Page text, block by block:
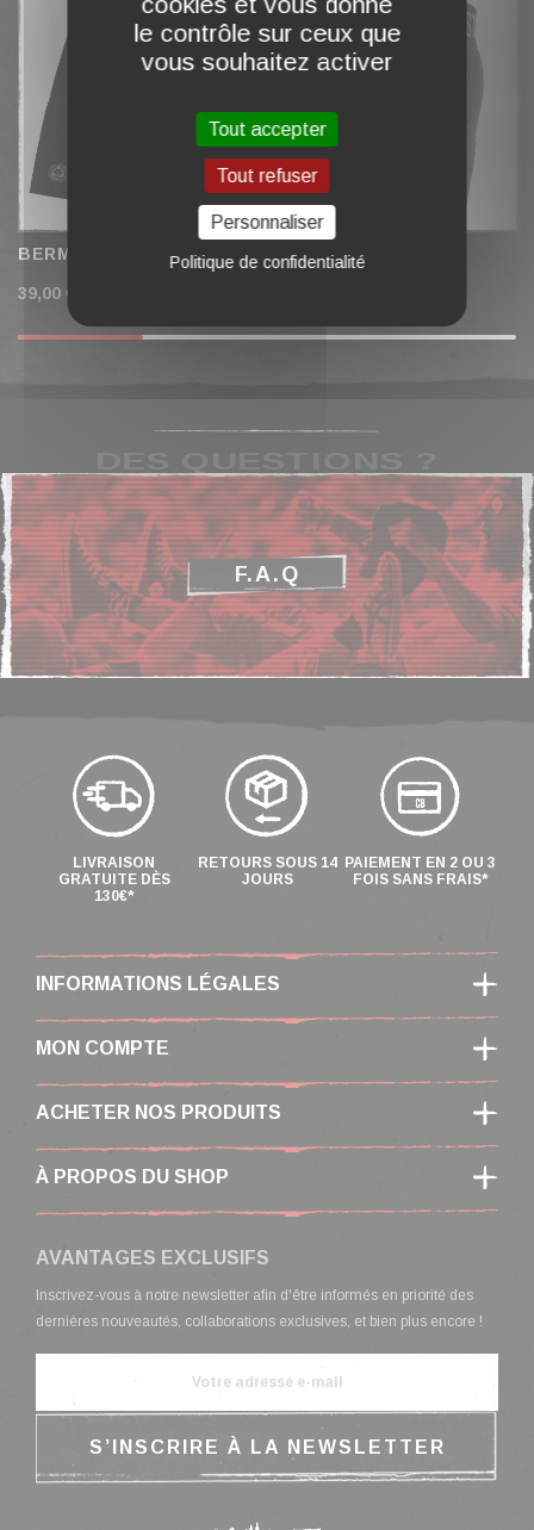
BERMUDA CHINO "ACE"
39,00 €
SHORT DE SPORT
FEMME
F.A.Q
LIVRAISON
GRATUITE DÈS
130€*
RETOURS SOUS 14
JOURS
PAIEMENT EN 2 OU 3
FOIS SANS FRAIS*
INFORMATIONS LÉGALES
MON COMPTE
ACHETER NOS PRODUITS
À PROPOS DU SHOP
AVANTAGES EXCLUSIFS
Inscrivez-vous à notre newsletter afin d'être informés en priorité des
dernières nouveautés, collaborations exclusives, et bien plus encore !
le contrôle sur ceux que
vous souhaitez activer
Tout accepter
Tout refuser
Personnaliser
Politique de confidentialité